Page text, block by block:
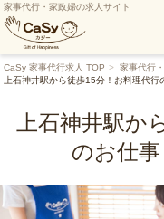
家事代行・家政婦の求人サイト
CaSy 家事代行求人 TOP 家事代行
上石神井駅から徒歩15分！お料理代行
上石神井駅か
のお仕事